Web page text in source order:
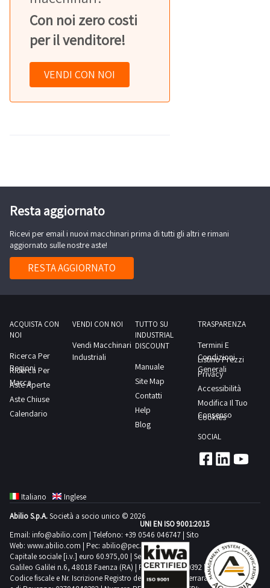
Con noi zero costi
per il venditore!
VENDI CON NOI
Resta aggiornato
Ricevi per email i nuovi macchinari prima di tutti gli altri e rimani
aggiornato sulle nostre aste!
RESTA AGGIORNATO
ACQUISTA CON
NOI
Ricerca Per
Regioni
Ricerca Per
Marca
Aste Aperte
Aste Chiuse
Calendario
VENDI CON NOI
Vendi Macchinari
Industriali
TUTTO SU
INDUSTRIAL
DISCOUNT
Manuale
Site Map
Contatti
Help
Blog
TRASPARENZA
Termini E
Condizioni
Generali
Listino Prezzi
Privacy
Accessibilità
Modifica Il Tuo
Consenso
Cookies
SOCIAL
Italiano
Inglese
Abilio S.p.A.Società a socio unico © 2026
Email: info@abilio.com | Telefono: +39 0546 046747 | Sito
Web: www.abilio.com | Pec: abilio@pec.illimity.com
Capitale sociale [i.v.] euro 60.975,00 | Sede legale in Via
Galileo Galilei n.6, 48018 Faenza (RA) | P.IVA: 02704840392 |
Codice fiscale e Nr. Iscrizione Registro delle Imprese di Ferrara
UNI EN ISO 9001:2015